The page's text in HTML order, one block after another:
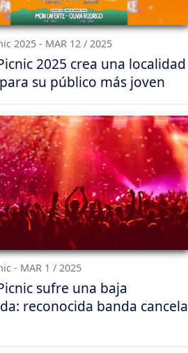
2025 - MAR 12 / 2025
2025 crea una localidad
su público más joven
- MAR 1 / 2025
sufre una baja
reconocida banda cancela